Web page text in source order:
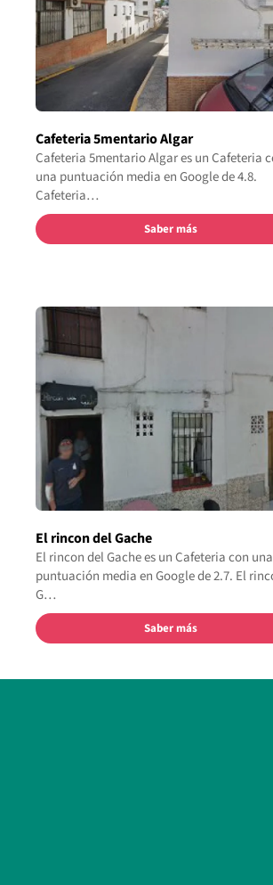
Cafeteria 5mentario Algar
Cafeteria 5mentario Algar es un Cafeteria
una puntuación media en Google de 4.8.
Cafeteria…
Saber más
El rincon del Gache
El rincon del Gache es un Cafeteria con una
puntuación media en Google de 2.7. El
G…
Saber más